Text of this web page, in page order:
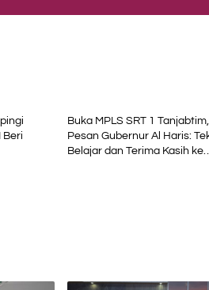
Beri
Buka MPLS SRT 1 Tanjabtim,
Pesan Gubernur Al Haris:
Belajar dan Terima Kasih ke